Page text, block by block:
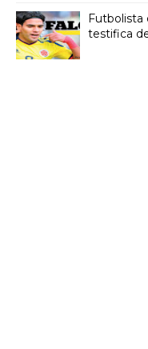
Futbolista
testifica